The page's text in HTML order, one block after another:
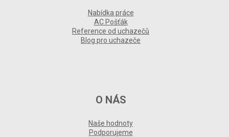
Nabídka práce
AC Pošťák
Reference od uchazečů
Blog pro uchazeče
O NÁS
Naše hodnoty
Podporujeme